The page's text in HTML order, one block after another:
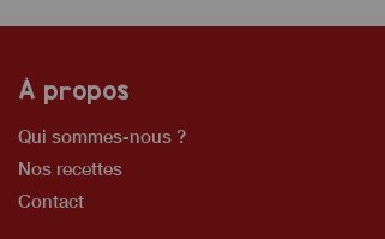
À propos
Qui sommes-nous ?
Nos recettes
Contact